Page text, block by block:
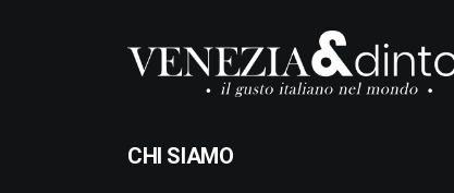
CHI SIAMO